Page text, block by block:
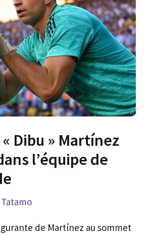
Dibu » Martínez
l’équipe de
Tatamo
de Martínez au sommet